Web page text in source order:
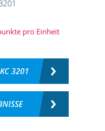
pro Einheit
3201